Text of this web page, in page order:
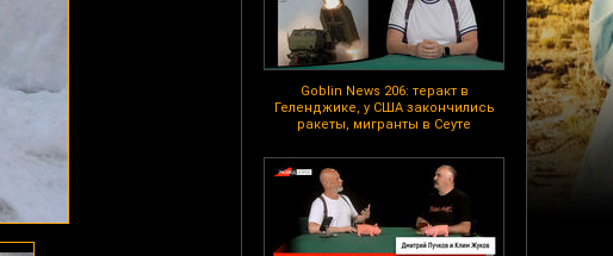
Goblin News 206: теракт в
Геленджике, у США закончились
ракеты, мигранты в Сеуте